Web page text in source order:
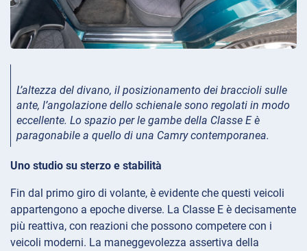
L’altezza del divano, il posizionamento dei braccioli sulle
ante, l’angolazione dello schienale sono regolati in modo
eccellente. Lo spazio per le gambe della Classe E è
paragonabile a quello di una Camry contemporanea.
Uno studio su sterzo e stabilità
Fin dal primo giro di volante, è evidente che questi veicoli
appartengono a epoche diverse. La Classe E è decisamente
più reattiva, con reazioni che possono competere con i
veicoli moderni. La maneggevolezza assertiva della